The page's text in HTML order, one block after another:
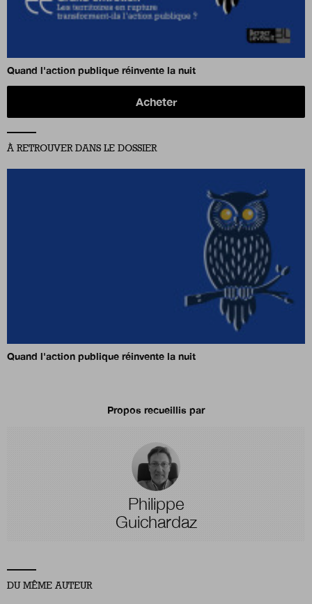
Quand l'action publique réinvente la nuit
Acheter
À RETROUVER DANS LE DOSSIER
Quand l'action publique réinvente la nuit
Propos recueillis par
Philippe
Guichardaz
DU MÊME AUTEUR